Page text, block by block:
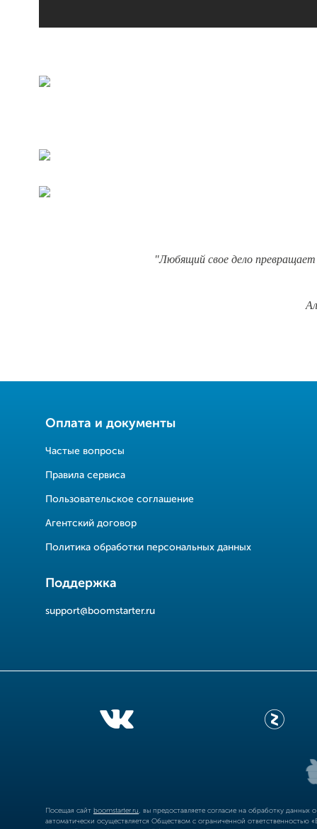
"Любящий свое дело превращает
Оплата и документы
Частые вопросы
Правила сервиса
Пользовательское соглашение
Агентский договор
Политика обработки персональных данных
Поддержка
support@boomstarter.ru
Посещая сайт boomstarter.ru , вы предоставляете согласие на обработку
автоматически осуществляется Обществом с ограниченной